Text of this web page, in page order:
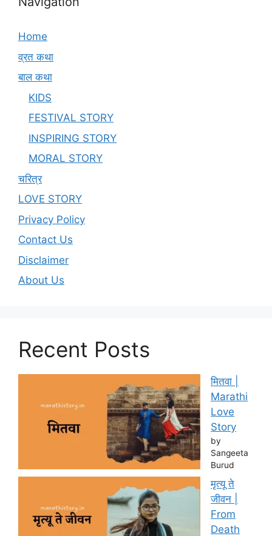
Home
व्रत कथा
बाल कथा
KIDS
FESTIVAL STORY
INSPIRING STORY
MORAL STORY
चरित्र
LOVE STORY
Privacy Policy
Contact Us
Disclaimer
About Us
Recent Posts
मितवा |
Marathi
Love
Story
by
Sangeeta
Burud
मृत्यू ते
जीवन |
From
Death